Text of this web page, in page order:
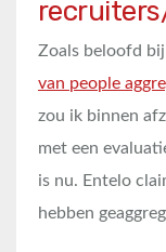
Zoals beloofd
van people
zou ik binnen
met een
is nu. Entelo
hebben